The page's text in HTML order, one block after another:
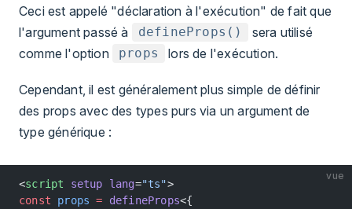
Ceci est appelé "déclaration à l'exécution" de fait que
l'argument passé à
defineProps()
sera utilisé
comme l'option
props lors de l'exécution.
Cependant, il est généralement plus simple de définir
des props avec des types purs via un argument de
type générique :
vue
<script setup lang="ts">
const props = defineProps<{